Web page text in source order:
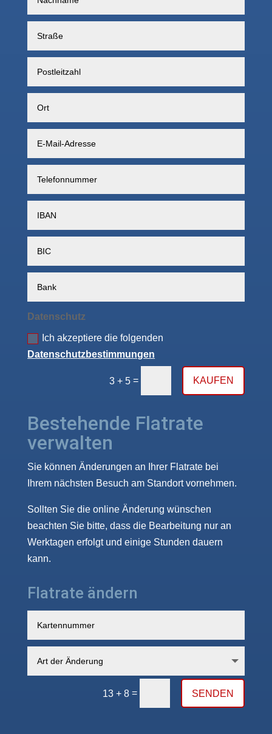
Datenschutz
Ich akzeptiere die folgenden
Datenschutzbestimmungen
3 + 5 = KAUFEN
Bestehende Flatrate
verwalten
Sie können Änderungen an Ihrer Flatrate bei
Ihrem nächsten Besuch am Standort vornehmen.
Sollten Sie die online Änderung wünschen
beachten Sie bitte, dass die Bearbeitung nur an
Werktagen erfolgt und einige Stunden dauern
kann.
Flatrate ändern
13 + 8 = SENDEN